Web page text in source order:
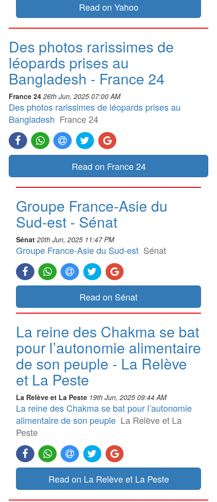
Read on Yahoo
Des photos rarissimes de
léopards prises au
Bangladesh - France 24
France 24 26th Jun, 2025 07:00 AM
Des photos rarissimes de léopards prises au
Bangladesh France 24
Read on France 24
Groupe France-Asie du
Sud-est - Sénat
Sénat 20th Jun, 2025 11:47 PM
Groupe France-Asie du Sud-est Sénat
Read on Sénat
La reine des Chakma se bat
pour l’autonomie alimentaire
de son peuple - La Relève
et La Peste
La Relève et La Peste 19th Jun, 2025 09:44 AM
La reine des Chakma se bat pour l’autonomie
alimentaire de son peuple La Relève et La
Peste
Read on La Relève et La Peste